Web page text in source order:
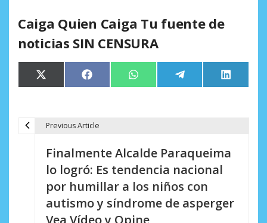
Caiga Quien Caiga Tu fuente de
noticias SIN CENSURA
Compartir
en
X
(Twitter)
Compartir
en
Facebook Compartir
en
WhatsApp Compartir
en
Telegram
en
LinkedIn
Previous Article
Finalmente Alcalde Paraqueima
lo logró: Es tendencia nacional
por humillar a los niños con
autismo y síndrome de asperger
Vea Vídeo y Opine